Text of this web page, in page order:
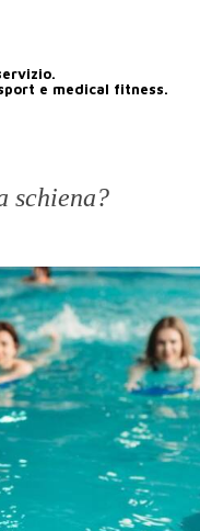
e medical fitness.
schiena?